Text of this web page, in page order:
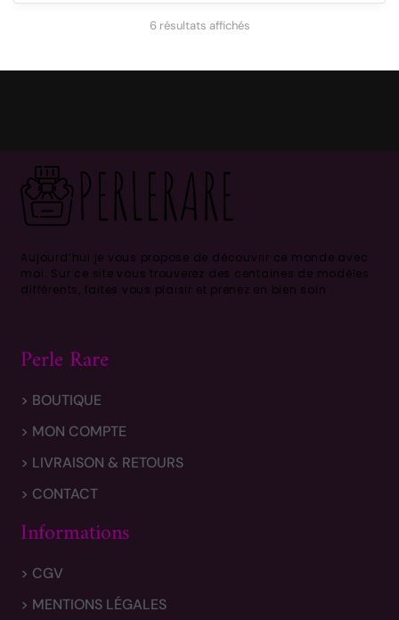
6 résultats affichés
Aujourd’hui je vous propose de découvrir ce monde avec
moi. Sur ce site vous trouverez des centaines de modèles
différents, faites vous plaisir et prenez en bien soin .
Perle Rare
> BOUTIQUE
> MON COMPTE
> LIVRAISON & RETOURS
> CONTACT
Informations
> CGV
> MENTIONS LÉGALES